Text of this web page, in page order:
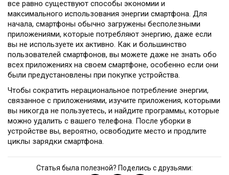
все равно существуют способы экономии и
максимального использования энергии смартфона. Для
начала, смартфоны обычно загружены бесполезными
приложениями, которые потребляют энергию, даже если
вы не используете их активно. Как и большинство
пользователей смартфонов, вы можете даже не знать обо
всех приложениях на своем смартфоне, особенно если они
были предустановлены при покупке устройства.
Чтобы сократить нерациональное потребление энергии,
связанное с приложениями, изучите приложения, которыми
вы никогда не пользуетесь, и найдите программы, которые
можно удалить с вашего телефона. После уборки в
устройстве вы, вероятно, освободите место и продлите
циклы зарядки смартфона.
Статья была полезной? Поделись с друзьями: